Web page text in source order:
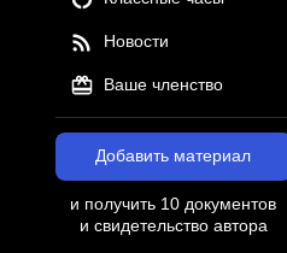
Новости
Ваше членство
Добавить материал
и получить 10 документов
и свидетельство автора